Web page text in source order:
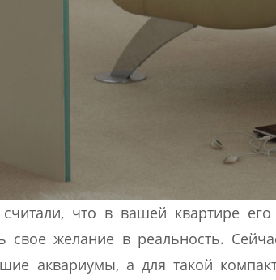
что в вашей квартире его
свое желание в реальность.
аквариумы, а для такой